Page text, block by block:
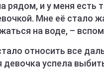
рядом, и у меня есть
Мне её стало
на воде, –
относить все
девочка успела